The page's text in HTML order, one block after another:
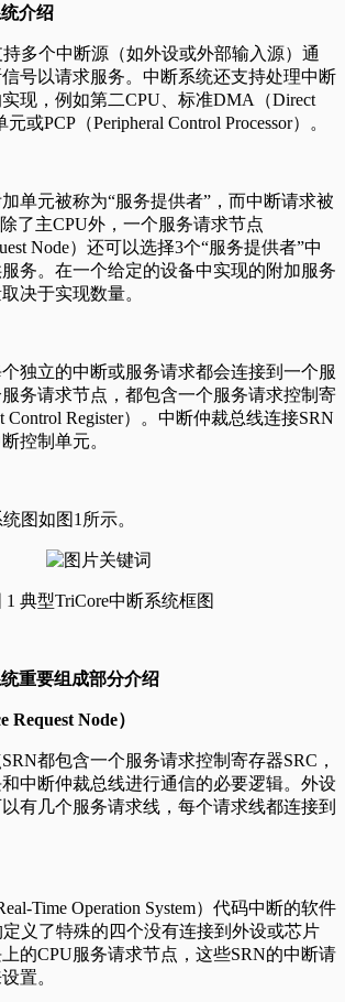
介绍
多个中断源（如外设或外部输入源）通
号以请求服务。中断系统还支持处理中断
现，例如第二CPU、标准DMA（Direct
或PCP（Peripheral Control Processor）。
单元被称为“服务提供者”，而中断请求被
了主CPU外，一个服务请求节点
Node）还可以选择3个“服务提供者”中
务。在一个给定的设备中实现的附加服务
决于实现数量。
独立的中断或服务请求都会连接到一个服
务请求节点，都包含一个服务请求控制寄
Control Register）。中断仲裁总线连接SRN
控制单元。
图如图1所示。
1 典型TriCore中断系统框图
重要组成部分介绍
Request Node）
都包含一个服务请求控制寄存器SRC，
中断仲裁总线进行通信的必要逻辑。外设
有几个服务请求线，每个请求线都连接到
Time Operation System）代码中断的软件
定义了特殊的四个没有连接到外设或芯片
上的CPU服务请求节点，这些SRN的中断请
置。